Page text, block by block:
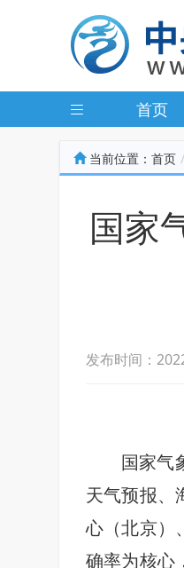
首页
当前位置： 首页
国家
发布时间：
国家气
天气预报、
心（北京）
确率为核心